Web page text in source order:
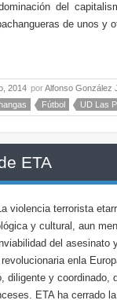
del
de unos y
2014 porAlfonso González
Fútbol UD Las
ETA
violencia terrorista
y cultural, aun
del
enla
diligente y coordinado,
ETA ha cerrado